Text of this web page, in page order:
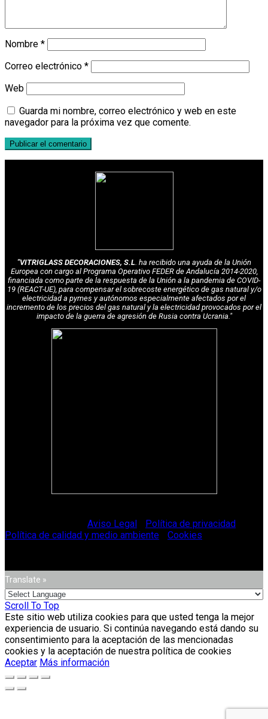
Nombre *
Correo electrónico *
Web
Guarda mi nombre, correo electrónico y web en este
navegador para la próxima vez que comente.
"VITRIGLASS DECORACIONES, S.L. ha recibido una ayuda de la Unión
Europea con cargo al Programa Operativo FEDER de Andalucía 2014-2020,
financiada como parte de la respuesta de la Unión a la pandemia de COVID-
19 (REACT-UE), para compensar el sobrecoste energético de gas natural y/o
electricidad a pymes y autónomos especialmente afectados por el
incremento de los precios del gas natural y la electricidad provocados por el
impacto de la guerra de agresión de Rusia contra Ucrania."
Aviso Legal Política de privacidad
Política de calidad y medio ambiente
Cookies
Translate »
Scroll To Top
Este sitio web utiliza cookies para que usted tenga la mejor
experiencia de usuario. Si continúa navegando está dando su
consentimiento para la aceptación de las mencionadas
cookies y la aceptación de nuestra política de cookies
Aceptar Más información